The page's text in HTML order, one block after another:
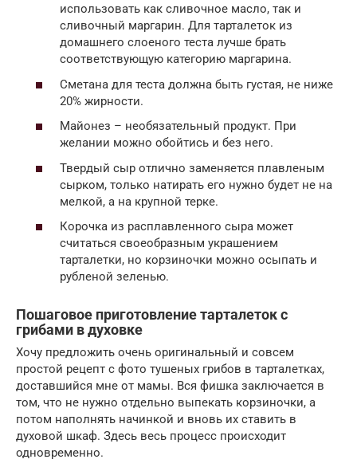
использовать как сливочное масло, так и
сливочный маргарин. Для тарталеток из
домашнего слоеного теста лучше брать
соответствующую категорию маргарина.
Сметана для теста должна быть густая, не ниже
20% жирности.
Майонез – необязательный продукт. При
желании можно обойтись и без него.
Твердый сыр отлично заменяется плавленым
сырком, только натирать его нужно будет не на
мелкой, а на крупной терке.
Корочка из расплавленного сыра может
считаться своеобразным украшением
тарталетки, но корзиночки можно осыпать и
рубленой зеленью.
Пошаговое приготовление тарталеток с
грибами в духовке
Хочу предложить очень оригинальный и совсем
простой рецепт с фото тушеных грибов в тарталетках,
доставшийся мне от мамы. Вся фишка заключается в
том, что не нужно отдельно выпекать корзиночки, а
потом наполнять начинкой и вновь их ставить в
духовой шкаф. Здесь весь процесс происходит
одновременно.